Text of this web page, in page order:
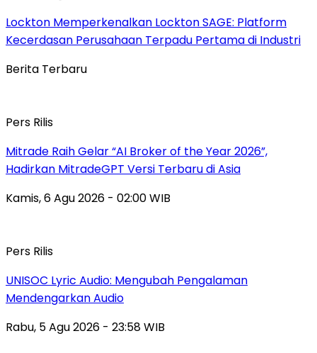
Lockton Memperkenalkan Lockton SAGE: Platform
Kecerdasan Perusahaan Terpadu Pertama di Industri
Berita Terbaru
Pers Rilis
Mitrade Raih Gelar “AI Broker of the Year 2026”,
Hadirkan MitradeGPT Versi Terbaru di Asia
Kamis, 6 Agu 2026 - 02:00 WIB
Pers Rilis
UNISOC Lyric Audio: Mengubah Pengalaman
Mendengarkan Audio
Rabu, 5 Agu 2026 - 23:58 WIB